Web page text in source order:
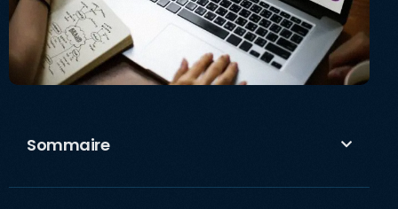
Sommaire